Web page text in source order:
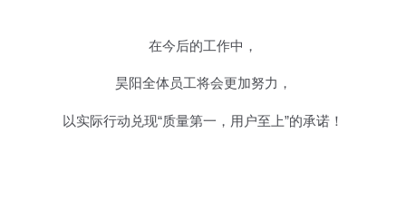
在今后的工作中，
昊阳全体员工将会更加努力，
以实际行动兑现“质量第一，用户至上”的承诺！